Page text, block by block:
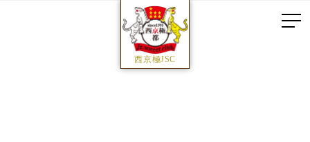
西京極JSC